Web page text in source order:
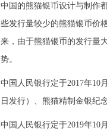
中国的熊猫银币设计与制作
些发行量较少的熊猫银币价
来，由于熊猫银币的发行量
势。
中国人民银行定于2017年10
日发行）、熊猫精制金银纪
中国人民银行定于2019年10